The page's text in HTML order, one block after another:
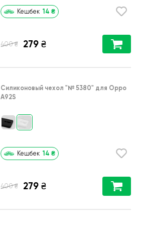
Кешбек 14 ₴
400 ₴ 279 ₴
Силиконовый чехол "№ 5380" для Oppo
A92S
Кешбек 14 ₴
400 ₴ 279 ₴